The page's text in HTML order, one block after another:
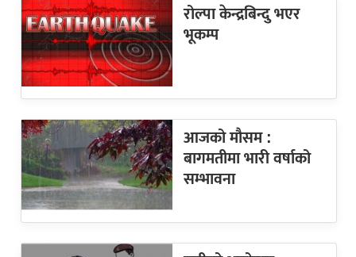
रोल्पा केन्द्रबिन्दु भएर
भूकम्प
आजको मौसम :
बागमतीमा भारी वर्षाको
सम्भावना